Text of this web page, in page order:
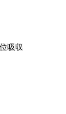
吸収